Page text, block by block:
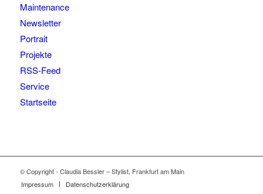
Maintenance
Newsletter
Portrait
Projekte
RSS-Feed
Service
Startseite
© Copyright - Claudia Bessler – Stylist, Frankfurt am Main
Impressum
Datenschutzerklärung